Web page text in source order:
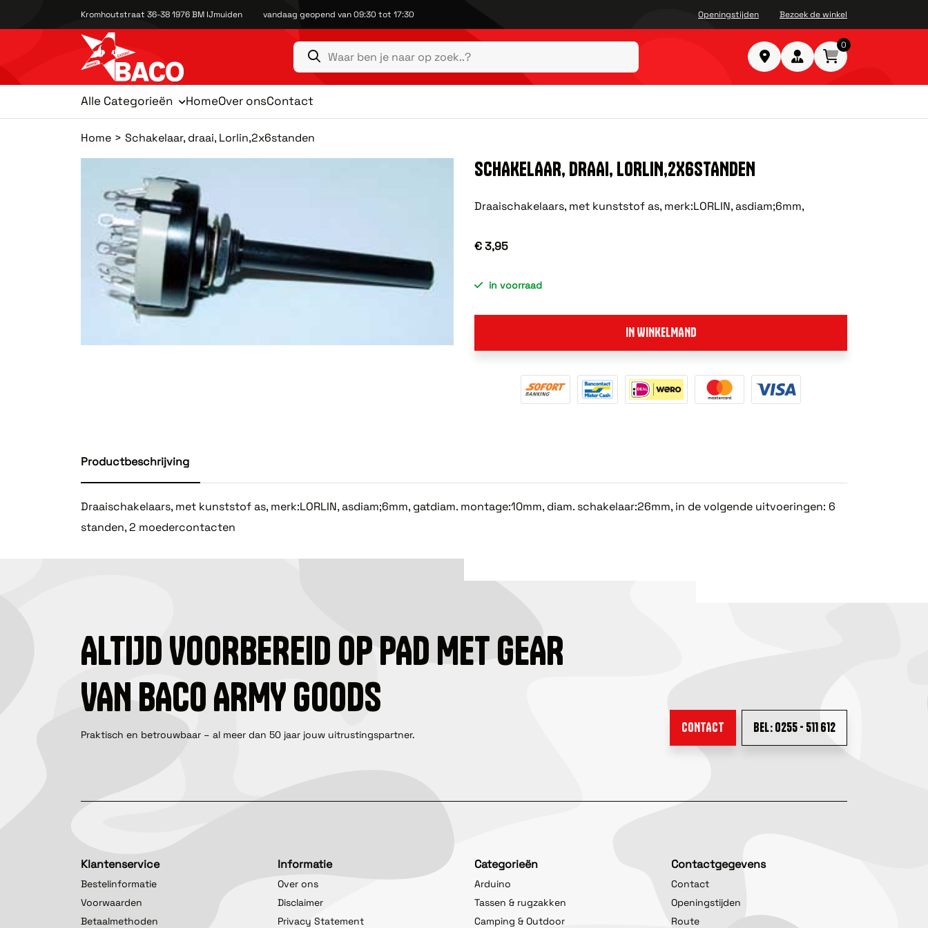
Kromhoutstraat 36-38 1976 BM IJmuiden vandaag geopend van 09:30 tot 17:30 Openingstijden Bezoek de winkel
0
Alle Categorieën HomeOver onsContact
Home Schakelaar, draai, Lorlin,2x6standen
SCHAKELAAR, DRAAI, LORLIN,2X6STANDEN
Draaischakelaars, met kunststof as, merk:LORLIN, asdiam;6mm,
€ 3,95
in voorraad
IN WINKELMAND
Productbeschrijving
Draaischakelaars, met kunststof as, merk:LORLIN, asdiam;6mm, gatdiam. montage:10mm, diam. schakelaar:26mm, in de volgende uitvoeringen: 6
standen, 2 moedercontacten
ALTIJD VOORBEREID OP PAD MET GEAR
VAN BACO ARMY GOODS
Praktisch en betrouwbaar – al meer dan 50 jaar jouw uitrustingspartner. CONTACT BEL: 0255 - 511 612
Klantenservice
Bestelinformatie
Voorwaarden
Betaalmethoden
Informatie
Over ons
Disclaimer
Privacy Statement
Categorieën
Arduino
Tassen & rugzakken
Camping & Outdoor
Contactgegevens
Contact
Openingstijden
Route